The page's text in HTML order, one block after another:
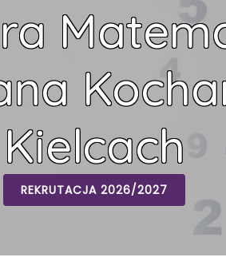
Kielcach
REKRUTACJA 2026/2027